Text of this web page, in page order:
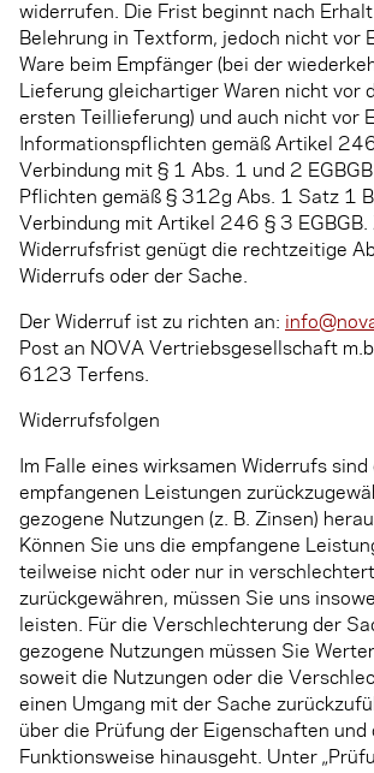
widerrufen. Die Frist beginnt nach
Belehrung in Textform, jedoch nicht vor
Ware beim Empfänger (bei der
Lieferung gleichartiger Waren nicht vor
ersten Teillieferung) und auch nicht vor
Informationspflichten gemäß Artikel
Verbindung mit § 1 Abs. 1 und 2
Pflichten gemäß § 312g Abs. 1 Satz 1
Verbindung mit Artikel 246 § 3 EGBGB.
Widerrufsfrist genügt die rechtzeitige
Widerrufs oder der Sache.
Der Widerruf ist zu richten an:
Post an NOVA Vertriebsgesellschaft
6123 Terfens.
Widerrufsfolgen
Im Falle eines wirksamen Widerrufs
empfangenen Leistungen
gezogene Nutzungen (z. B. Zinsen)
Können Sie uns die empfangene
teilweise nicht oder nur in
zurückgewähren, müssen Sie uns
leisten. Für die Verschlechterung der
gezogene Nutzungen müssen Sie
soweit die Nutzungen oder die
einen Umgang mit der Sache
über die Prüfung der Eigenschaften und
Funktionsweise hinausgeht. Unter